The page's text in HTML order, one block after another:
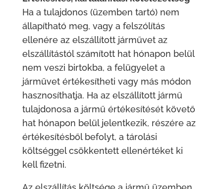
Ha a tulajdonos (üzemben tartó) nem
állapítható meg, vagy a felszólítás
ellenére az elszállított járművet az
elszállítástól számított hat hónapon belül
nem veszi birtokba, a felügyelet a
járművet értékesítheti vagy más módon
hasznosíthatja. Ha az elszállított jármű
tulajdonosa a jármű értékesítését követő
hat hónapon belül jelentkezik, részére az
értékesítésből befolyt, a tárolási
költséggel csökkentett ellenértéket ki
kell fizetni.